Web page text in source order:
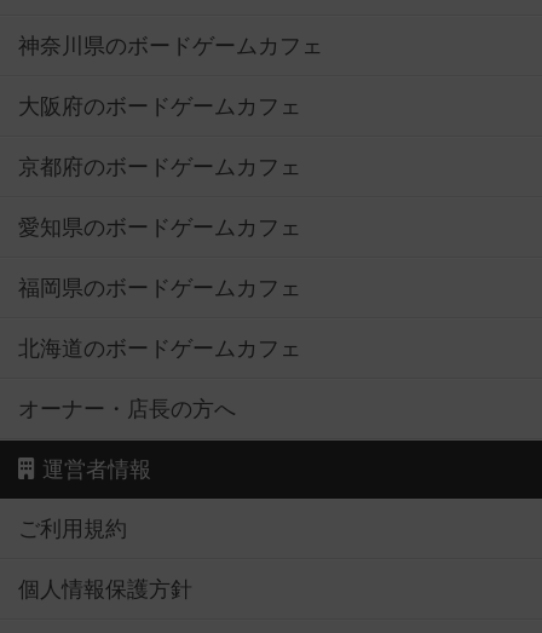
神奈川県のボードゲームカフェ
大阪府のボードゲームカフェ
京都府のボードゲームカフェ
愛知県のボードゲームカフェ
福岡県のボードゲームカフェ
北海道のボードゲームカフェ
オーナー・店長の方へ
運営者情報
ご利用規約
個人情報保護方針